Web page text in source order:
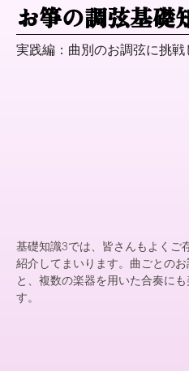
お箏の調弦基礎
実践編：曲別のお調弦に挑戦
基礎知識3では、皆さんもよくご
紹介してまいります。曲ごとの
と、複数の楽器を用いた合奏に
す。